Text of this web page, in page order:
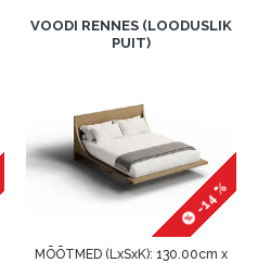
VOODI RENNES (LOODUSLIK
PUIT)
-14 %
MÕÕTMED (LxSxK): 130.00cm x